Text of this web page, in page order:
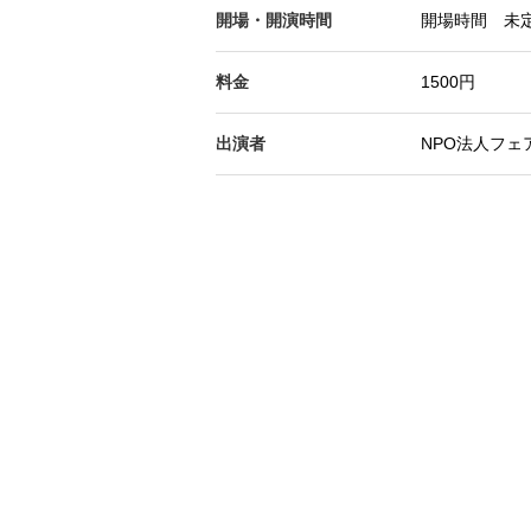
開場・開演時間 開場時間 未
料金 1500円
出演者 NPO法人フェ